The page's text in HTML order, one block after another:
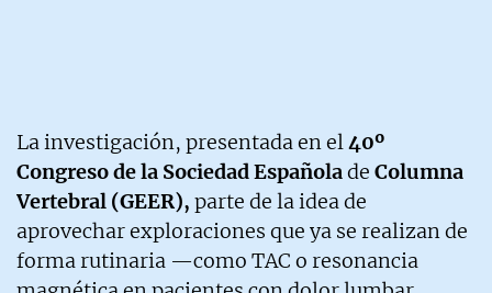
La investigación, presentada en el40º
Congreso de la Sociedad Españolade Columna
Vertebral (GEER), parte de la idea de
aprovechar exploraciones que ya se realizan de
forma rutinaria —como TAC o resonancia